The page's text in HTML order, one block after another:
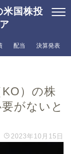
国株投
配当 決算発表
）の株
がないと
2023年10月15日